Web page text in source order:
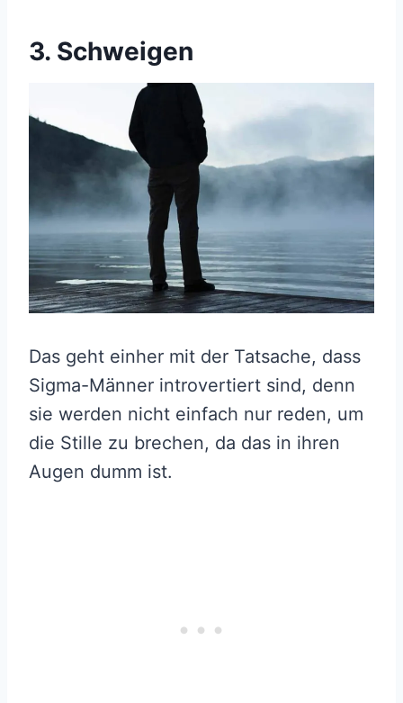
3. Schweigen
Das geht einher mit der Tatsache, dass
Sigma-Männer introvertiert sind, denn
sie werden nicht einfach nur reden, um
die Stille zu brechen, da das in ihren
Augen dumm ist.